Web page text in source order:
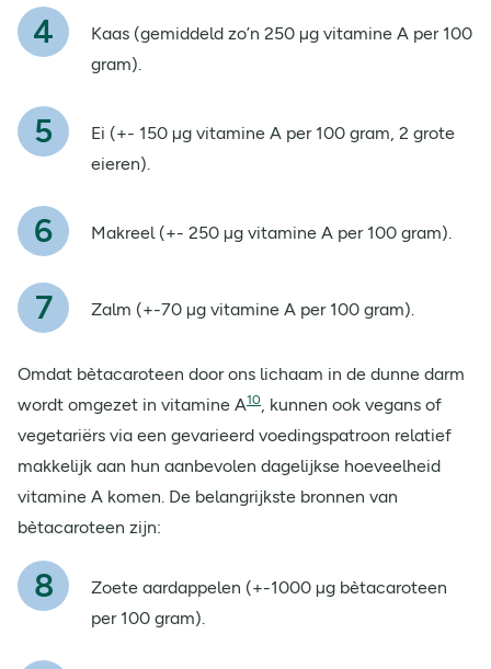
Kaas (gemiddeld zo’n 250 µg vitamine A per 100
gram).
Ei (+- 150 µg vitamine A per 100 gram, 2 grote
eieren).
Makreel (+- 250 µg vitamine A per 100 gram).
Zalm (+-70 µg vitamine A per 100 gram).
Omdat bètacaroteen door ons lichaam in de dunne darm
wordt omgezet in vitamine A10
, kunnen ook vegans of
vegetariërs via een gevarieerd voedingspatroon relatief
makkelijk aan hun aanbevolen dagelijkse hoeveelheid
vitamine A komen. De belangrijkste bronnen van
bètacaroteen zijn:
Zoete aardappelen (+-1000 µg bètacaroteen
per 100 gram).